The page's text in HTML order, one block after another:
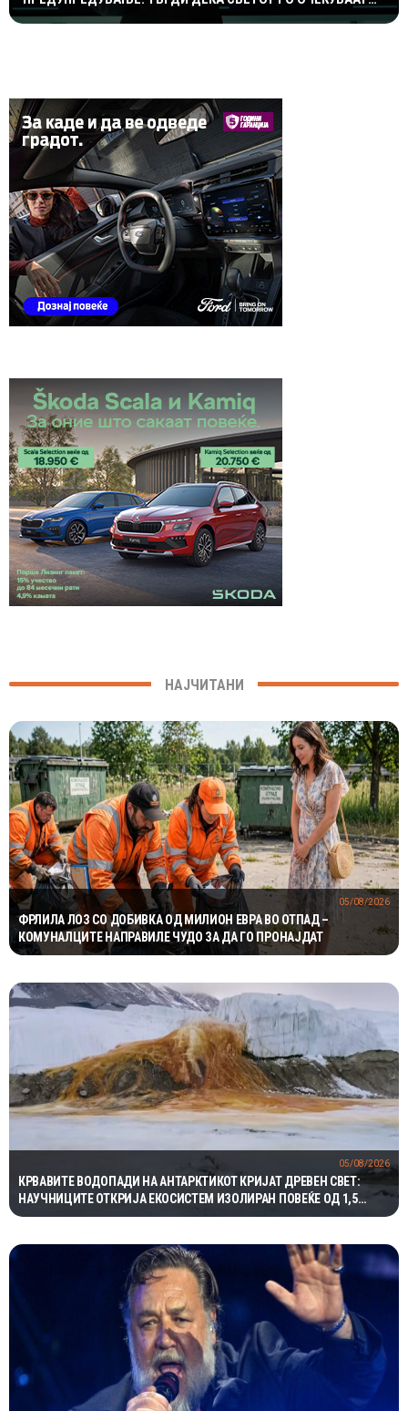
ДРАМАТИЧНИ ГЕОПОЛИТИЧКИ ПРОМЕНИ
НАЈЧИТАНИ
ФРЛИЛА ЛОЗ СО ДОБИВКА ОД МИЛИОН ЕВРА ВО ОТПАД –
КОМУНАЛЦИТЕ НАПРАВИЛЕ ЧУДО ЗА ДА ГО ПРОНАЈДАТ
05/08/2026
КРВАВИТЕ ВОДОПАДИ НА АНТАРКТИКОТ КРИЈАТ ДРЕВЕН СВЕТ:
НАУЧНИЦИТЕ ОТКРИЈА ЕКОСИСТЕМ ИЗОЛИРАН ПОВЕЌЕ ОД 1,5
МИЛИОНИ ГОДИНИ
05/08/2026